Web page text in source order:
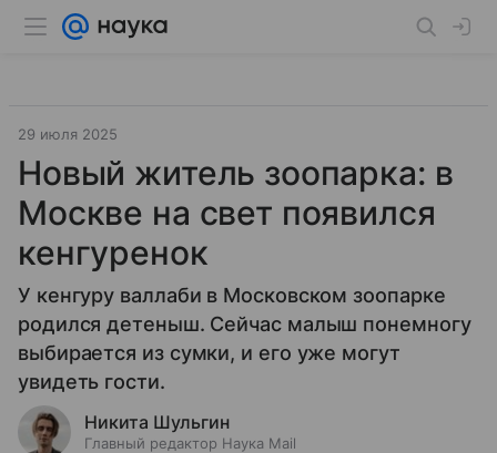
29 июля 2025
Новый житель зоопарка: в
Москве на свет появился
кенгуренок
У кенгуру валлаби в Московском зоопарке
родился детеныш. Сейчас малыш понемногу
выбирается из сумки, и его уже могут
увидеть гости.
Никита Шульгин
Главный редактор Наука Mail